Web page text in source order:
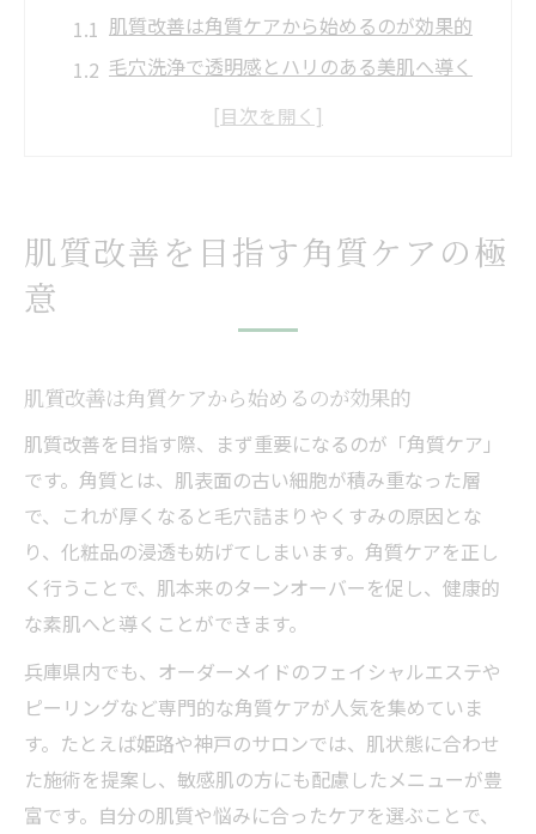
肌質改善は角質ケアから始めるのが効果的
毛穴洗浄で透明感とハリのある美肌へ導く
肌質改善角質ケアの頻度と最適なタイミン
方法
最新の肌質改善で毛穴トラブルを根本から
紹介
肌質改善とハイドロスキン施術の特徴とは
鼻だけ毛穴悩みに応じた肌質改善アプロー
ホットペッパービューティーで探す肌質改
なめらか素肌へ導く角質ケアが話題
角質ケアと肌質改善でなめらか素肌を実現
肌質改善に役立つサロン選びのポイント
毛穴専門サロンの肌質改善アプローチ解説
肌質改善を目指す角質ケアの極
意
肌質改善は角質ケアから始めるのが効果的
肌質改善を目指す際、まず重要になるのが「角質ケア」
です。角質とは、肌表面の古い細胞が積み重なった層
で、これが厚くなると毛穴詰まりやくすみの原因とな
り、化粧品の浸透も妨げてしまいます。角質ケアを正し
く行うことで、肌本来のターンオーバーを促し、健康的
な素肌へと導くことができます。
兵庫県内でも、オーダーメイドのフェイシャルエステや
ピーリングなど専門的な角質ケアが人気を集めていま
す。たとえば姫路や神戸のサロンでは、肌状態に合わせ
た施術を提案し、敏感肌の方にも配慮したメニューが豊
富です。自分の肌質や悩みに合ったケアを選ぶことで、